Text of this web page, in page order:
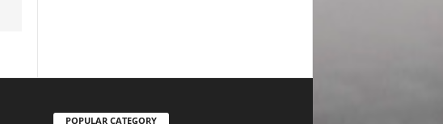
POPULAR CATEGORY